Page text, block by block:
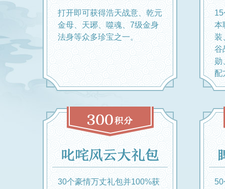
打开即可获得浩天战意、乾元
金母、天琊、噬魂、7级金身
法身等众多珍宝之一。
本
装
谷
勋
配
30个豪情万丈礼包并100%获